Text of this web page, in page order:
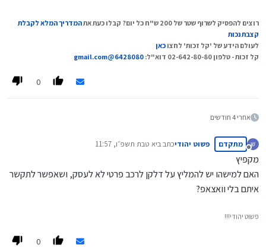
רוצים להפסיק לשרוף שטר של 200 ש"ח כל יום? קבלו כעת את
המדריך המלא לקבלת
קצבת נכות
לעולם הידע של 'קל זכות' לחצו כאן
קל זכות - טלפון 02-642-80-80 דוא"ל:
6428080@gmail.com
0
אחרי 4 חודשים
מנותק
מתקדם פשוט יהודיכתב ביא טבת תשפ״ו, 11:57
נערך לאחרונה על ידי
מקפיץ
האם למישהו יש להמליץ על דלקן לרכב פרטי לא לעסק, ושאפשר לתקשר
איתם בלי וואצאפ?
פשוט יהודי!!!
0